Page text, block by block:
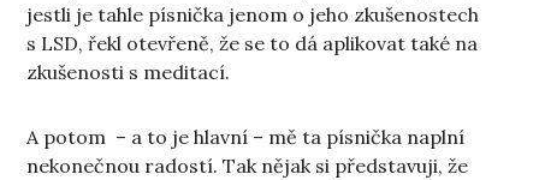
jestli je tahle písnička jenom o jeho zkušenostech
s LSD, řekl otevřeně, že se to dá aplikovat také na
zkušenosti s meditací.
A potom – a to je hlavní – mě ta písnička naplní
nekonečnou radostí. Tak nějak si představuji, že